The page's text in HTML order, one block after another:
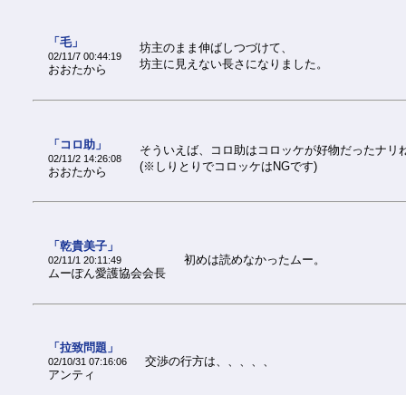
「毛」
02/11/7 00:44:19
おおたから
坊主のまま伸ばしつづけて、
坊主に見えない長さになりました。
「コロ助」
02/11/2 14:26:08
おおたから
そういえば、コロ助はコロッケが好物だったナリ
(※しりとりでコロッケはNGです)
「乾貴美子」
02/11/1 20:11:49
ムーぽん愛護協会会長
初めは読めなかったムー。
「拉致問題」
02/10/31 07:16:06
アンティ
交渉の行方は、、、、、